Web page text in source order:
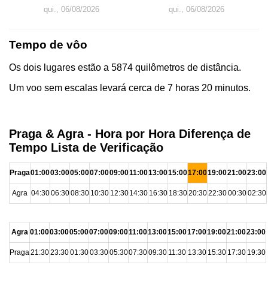
qui., 06/08/2026 qui., 06/08/2026
Tempo de vôo
Os dois lugares estão a 5874 quilômetros de distância.
Um voo sem escalas levará cerca de 7 horas 20 minutos.
Praga & Agra - Hora por Hora Diferença de
Tempo Lista de Verificação
Praga01:0003:0005:0007:0009:0011:0013:0015:0017:0019:0021:0023:00
Agra 04:3006:3008:30 10:30 12:3014:30 16:30 18:3020:3022:3000:3002:30
Agra 01:0003:0005:0007:0009:0011:0013:0015:0017:0019:0021:0023:00
Praga21:3023:3001:3003:3005:3007:3009:30 11:30 13:30 15:30 17:30 19:30